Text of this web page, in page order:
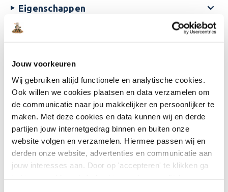
Jouw voorkeuren
Wij gebruiken altijd functionele en analytische cookies.
Ook willen we cookies plaatsen en data verzamelen om
de communicatie naar jou makkelijker en persoonlijker te
maken. Met deze cookies en data kunnen wij en derde
partijen jouw internetgedrag binnen en buiten onze
website volgen en verzamelen. Hiermee passen wij en
derden onze website, advertenties en communicatie aan
jouw interesses aan. Door op 'accepteren' te klikken ga
Eigenschappen
Bijpassende producten
St. Marc Verfreiniger + Spons
€5,99
52 % korting
Adviesprijs:
Huismerk